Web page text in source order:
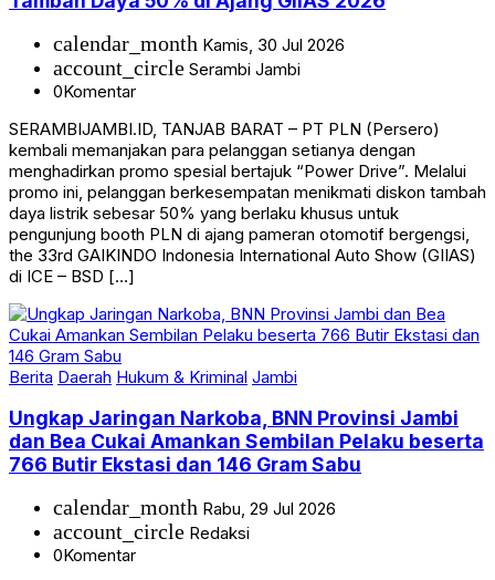
calendar_month Kamis, 30 Jul 2026
account_circle Serambi Jambi
0Komentar
SERAMBIJAMBI.ID, TANJAB BARAT – PT PLN (Persero)
kembali memanjakan para pelanggan setianya dengan
menghadirkan promo spesial bertajuk “Power Drive”. Melalui
promo ini, pelanggan berkesempatan menikmati diskon tambah
daya listrik sebesar 50% yang berlaku khusus untuk
pengunjung booth PLN di ajang pameran otomotif bergengsi,
the 33rd GAIKINDO Indonesia International Auto Show (GIIAS)
di ICE – BSD […]
Berita Daerah Hukum & Kriminal Jambi
Ungkap Jaringan Narkoba, BNN Provinsi Jambi
dan Bea Cukai Amankan Sembilan Pelaku beserta
766 Butir Ekstasi dan 146 Gram Sabu
calendar_month Rabu, 29 Jul 2026
account_circle Redaksi
0Komentar